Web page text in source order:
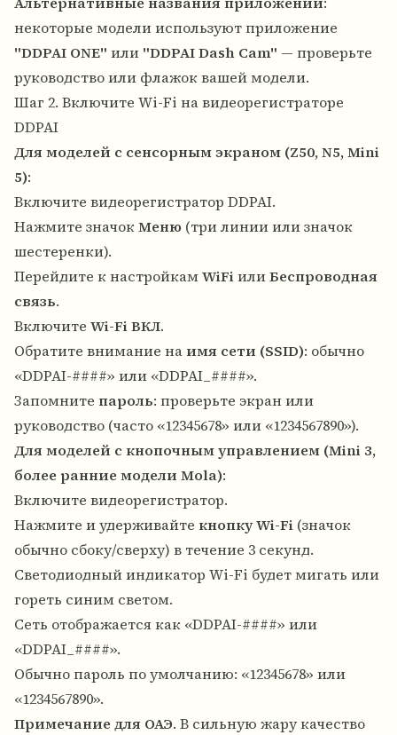
некоторые модели используют приложение
"DDPAI ONE" или "DDPAI Dash Cam" — проверьте
руководство или флажок вашей модели.
Шаг 2. Включите Wi-Fi на видеорегистраторе
DDPAI
Для моделей с сенсорным экраном (Z50, N5, Mini
5):
Включите видеорегистратор DDPAI.
Нажмите значокМеню (три линии или значок
шестеренки).
Перейдите к настройкамWiFiилиБеспроводная
связь.
Включите Wi-Fi ВКЛ.
Обратите внимание на имя сети (SSID): обычно
«DDPAI-####» или «DDPAI_####».
Запомните пароль: проверьте экран или
руководство (часто «12345678» или «1234567890»).
Для моделей с кнопочным управлением (Mini 3,
более ранние модели Mola):
Включите видеорегистратор.
Нажмите и удерживайте кнопку Wi-Fi (значок
обычно сбоку/сверху) в течение 3 секунд.
Светодиодный индикатор Wi-Fi будет мигать или
гореть синим светом.
Сеть отображается как «DDPAI-####» или
«DDPAI_####».
Обычно пароль по умолчанию: «12345678» или
«1234567890».
Примечание для ОАЭ. В сильную жару качество